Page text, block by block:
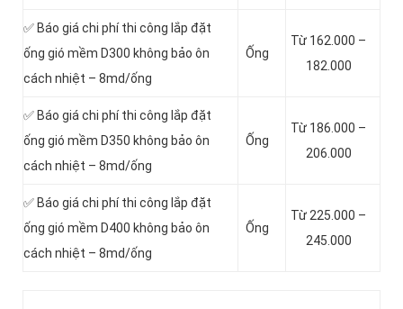
✅ Báo giá chi phí thi công lắp đặt
ống gió mềm D300 không bảo ôn
cách nhiệt – 8md/ống
Ống
Từ 162.000 –
182.000
✅ Báo giá chi phí thi công lắp đặt
ống gió mềm D350 không bảo ôn
cách nhiệt – 8md/ống
Ống
Từ 186.000 –
206.000
✅ Báo giá chi phí thi công lắp đặt
ống gió mềm D400 không bảo ôn
cách nhiệt – 8md/ống
Ống
Từ 225.000 –
245.000